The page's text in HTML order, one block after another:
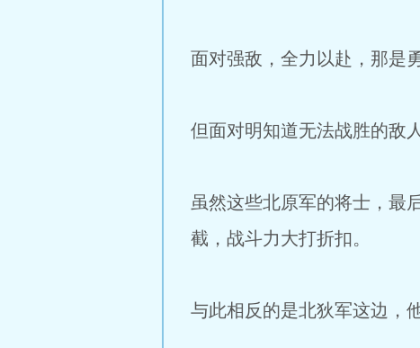
面对强敌，全力以赴，那是勇
但面对明知道无法战胜的敌
虽然这些北原军的将士，最
截，战斗力大打折扣。
与此相反的是北狄军这边，